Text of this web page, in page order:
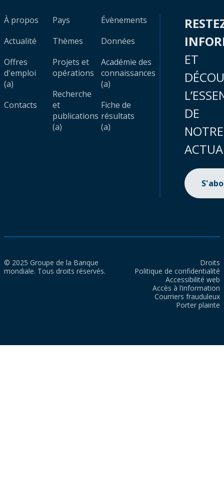
À propos
Actualité
Offres
d'emploi
(a)
Contacts
Pays
Thèmes
Projets et
opérations
Recherche
et
publications
(a)
Évènements
Données
Académie des
connaissances
(a)
Fiche de
résultats
(a)
ET
DE
NOTRE
© 2025 Groupe de la Banque
mondiale. Tous droits réservés.
Droits
Politique de confidentialité
Accessibilité web
Accès à l’information
Courriers frauduleux
Porter plainte